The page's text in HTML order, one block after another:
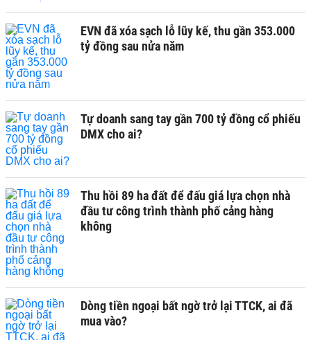
EVN đã xóa sạch lỗ lũy kế, thu gần 353.000
tỷ đồng sau nửa năm
Tự doanh sang tay gần 700 tỷ đồng cổ phiếu
DMX cho ai?
Thu hồi 89 ha đất để đấu giá lựa chọn nhà
đầu tư công trình thành phố cảng hàng
không
Dòng tiền ngoại bất ngờ trở lại TTCK, ai đã
mua vào?